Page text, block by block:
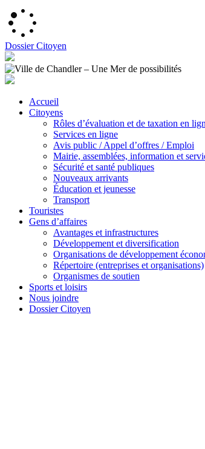
Dossier Citoyen
Accueil
Citoyens
Rôles d’évaluation et de taxation en
Services en ligne
Avis public / Appel d’offres / Emploi
Mairie, assemblées, information et
Sécurité et santé publiques
Nouveaux arrivants
Éducation et jeunesse
Transport
Touristes
Gens d’affaires
Avantages et infrastructures
Développement et diversification
Organisations de développement
Répertoire (entreprises et organisations)
Organismes de soutien
Sports et loisirs
Nous joindre
Dossier Citoyen